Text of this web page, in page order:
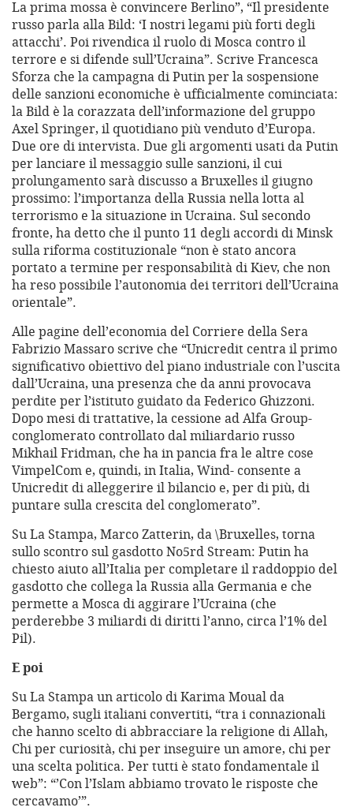
La prima mossa è convincere Berlino”, “Il presidente
russo parla alla Bild: ‘I nostri legami più forti degli
attacchi’. Poi rivendica il ruolo di Mosca contro il
terrore e si difende sull’Ucraina”. Scrive Francesca
Sforza che la campagna di Putin per la sospensione
delle sanzioni economiche è ufficialmente cominciata:
la Bild è la corazzata dell’informazione del gruppo
Axel Springer, il quotidiano più venduto d’Europa.
Due ore di intervista. Due gli argomenti usati da Putin
per lanciare il messaggio sulle sanzioni, il cui
prolungamento sarà discusso a Bruxelles il giugno
prossimo: l’importanza della Russia nella lotta al
terrorismo e la situazione in Ucraina. Sul secondo
fronte, ha detto che il punto 11 degli accordi di Minsk
sulla riforma costituzionale “non è stato ancora
portato a termine per responsabilità di Kiev, che non
ha reso possibile l’autonomia dei territori dell’Ucraina
orientale”.
Alle pagine dell’economia del Corriere della Sera
Fabrizio Massaro scrive che “Unicredit centra il primo
significativo obiettivo del piano industriale con l’uscita
dall’Ucraina, una presenza che da anni provocava
perdite per l’istituto guidato da Federico Ghizzoni.
Dopo mesi di trattative, la cessione ad Alfa Group-
conglomerato controllato dal miliardario russo
Mikhail Fridman, che ha in pancia fra le altre cose
VimpelCom e, quindi, in Italia, Wind- consente a
Unicredit di alleggerire il bilancio e, per di più, di
puntare sulla crescita del conglomerato”.
Su La Stampa, Marco Zatterin, da \Bruxelles, torna
sullo scontro sul gasdotto No5rd Stream: Putin ha
chiesto aiuto all’Italia per completare il raddoppio del
gasdotto che collega la Russia alla Germania e che
permette a Mosca di aggirare l’Ucraina (che
perderebbe 3 miliardi di diritti l’anno, circa l’1% del
Pil).
E poi
Su La Stampa un articolo di Karima Moual da
Bergamo, sugli italiani convertiti, “tra i connazionali
che hanno scelto di abbracciare la religione di Allah,
Chi per curiosità, chi per inseguire un amore, chi per
una scelta politica. Per tutti è stato fondamentale il
web”: “’Con l’Islam abbiamo trovato le risposte che
cercavamo’”.